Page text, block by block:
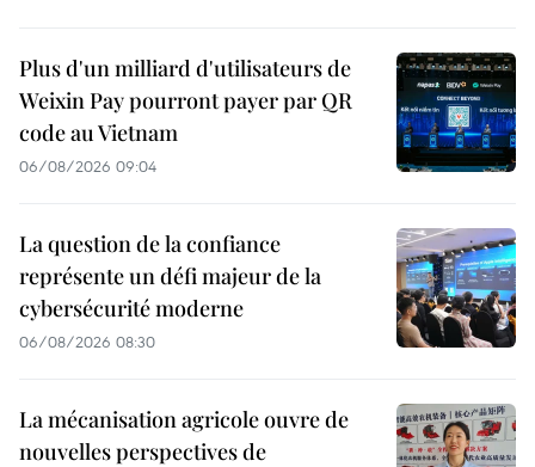
Plus d'un milliard d'utilisateurs de
Weixin Pay pourront payer par QR
code au Vietnam
06/08/2026 09:04
La question de la confiance
représente un défi majeur de la
cybersécurité moderne
06/08/2026 08:30
La mécanisation agricole ouvre de
nouvelles perspectives de